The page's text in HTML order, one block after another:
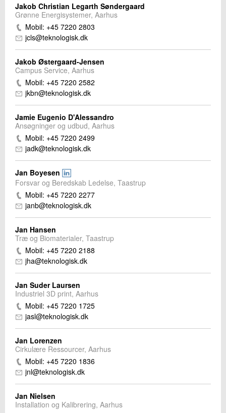
Jakob Christian Legarth Søndergaard
Grønne Energisystemer, Aarhus
Mobil: +45 7220 2803
jcls@teknologisk.dk
Jakob Østergaard-Jensen
Campus Service, Aarhus
Mobil: +45 7220 2582
jkbn@teknologisk.dk
Jamie Eugenio D'Alessandro
Ansøgninger og udbud, Aarhus
Mobil: +45 7220 2499
jadk@teknologisk.dk
Jan Boyesen
Forsvar og Beredskab Ledelse, Taastrup
Mobil: +45 7220 2277
janb@teknologisk.dk
Jan Hansen
Træ og Biomaterialer, Taastrup
Mobil: +45 7220 2188
jha@teknologisk.dk
Jan Suder Laursen
Industriel 3D print, Aarhus
Mobil: +45 7220 1725
jasl@teknologisk.dk
Jan Lorenzen
Cirkulære Ressourcer, Aarhus
Mobil: +45 7220 1836
jnl@teknologisk.dk
Jan Nielsen
Installation og Kalibrering, Aarhus